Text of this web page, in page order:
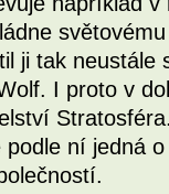
ji tak
I proto v
ní jedná